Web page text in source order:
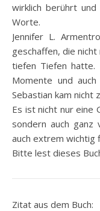
wirklich berührt
Worte.
Jennifer L.
geschaffen, die
tiefen Tiefen hatte.
Momente und
Sebastian kam nicht
Es ist nicht nur eine
sondern auch ganz
auch extrem wichtig
Bitte lest dieses
Zitat aus dem Buch: